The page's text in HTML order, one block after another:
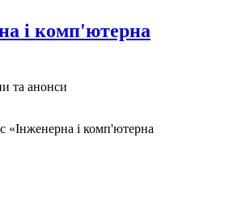
і комп'ютерна
та анонси
«Інженерна і комп'ютерна